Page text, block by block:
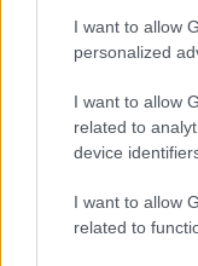
I want to allow
personalized
I want to allow
related to
device
I want to allow
related to
Hogy melyik
Kalandra fel! 10
felnőttként is
Nem akarsz
Rengeteg hír és